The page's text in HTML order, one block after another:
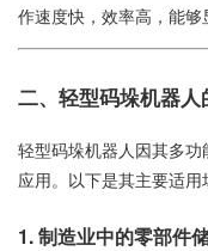
作速度快，效率高，能够
二、轻型码垛机器
轻型码垛机器人因其多
应用。以下是其主要适用
1.制造业中的零部件